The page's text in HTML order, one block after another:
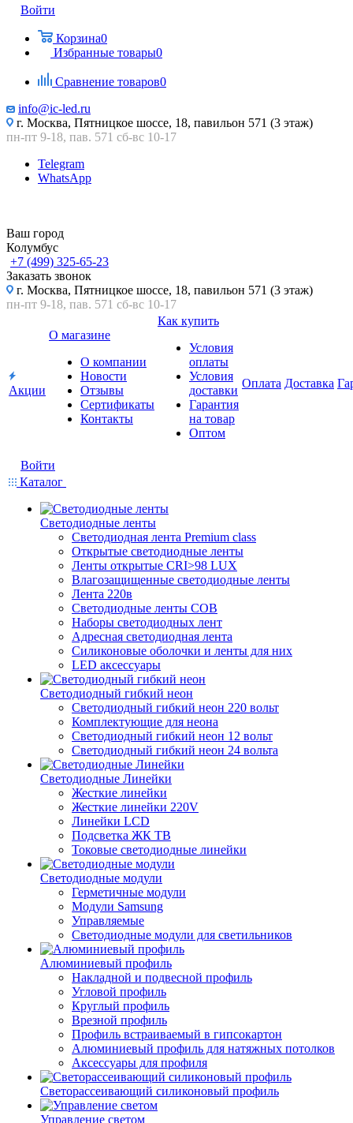
Войти
Корзина0
Избранные товары0
Сравнение товаров0
info@ic-led.ru
г. Москва, Пятницкое шоссе, 18, павильон 571 (3 этаж)
пн-пт 9-18, пав. 571 сб-вс 10-17
Telegram
WhatsApp
Ваш город
Колумбус
+7 (499) 325-65-23
Заказать звонок
г. Москва, Пятницкое шоссе, 18, павильон 571 (3 этаж)
пн-пт 9-18, пав. 571 сб-вс 10-17
Акции
О магазине
О компании
Новости
Отзывы
Сертификаты
Контакты
Как купить
Условия
оплаты
Условия
доставки
Гарантия
на товар
Оптом
Оплата Доставка
Войти
Каталог
Светодиодные ленты
Светодиодная лента Premium class
Открытые светодиодные ленты
Ленты открытые CRI>98 LUX
Влагозащищенные светодиодные ленты
Лента 220в
Светодиодные ленты COB
Наборы светодиодных лент
Адресная светодиодная лента
Силиконовые оболочки и ленты для них
LED аксессуары
Светодиодный гибкий неон
Светодиодный гибкий неон 220 вольт
Комплектующие для неона
Светодиодный гибкий неон 12 вольт
Светодиодный гибкий неон 24 вольта
Светодиодные Линейки
Жесткие линейки
Жесткие линейки 220V
Линейки LCD
Подсветка ЖК ТВ
Токовые светодиодные линейки
Светодиодные модули
Герметичные модули
Модули Samsung
Управляемые
Светодиодные модули для светильников
Алюминиевый профиль
Накладной и подвесной профиль
Угловой профиль
Круглый профиль
Врезной профиль
Профиль встраиваемый в гипсокартон
Алюминиевый профиль для натяжных потолков
Аксессуары для профиля
Светорассеивающий силиконовый профиль
Управление светом